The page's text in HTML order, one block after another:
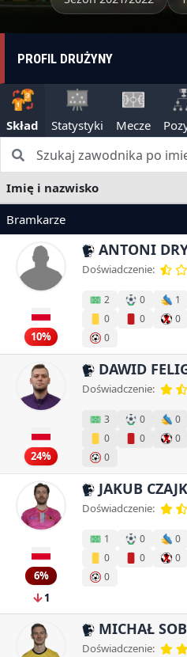
PROFIL DRUŻYNY
Skład Statystyki Mecze
Imię i nazwisko
Bramkarze
10%
ANTONI
Doświadczenie:
2 0 1
0
0 0
0
24%
DAWID
Doświadczenie:
3 0 0
0
0 0
0
6%
1
JAKUB
Doświadczenie:
1 0 0
0
0 0
0
MICHAŁ
Doświadczenie: